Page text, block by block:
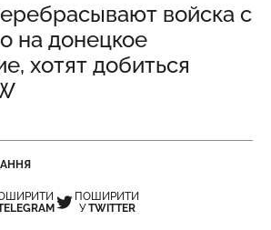
войска с
на донецкое
хотят добиться
ПОШИРИТИ
УTWITTER